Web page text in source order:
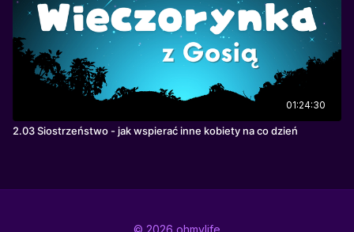
01:24:30
2.03 Siostrzeństwo - jak wspierać inne kobiety na co dzień